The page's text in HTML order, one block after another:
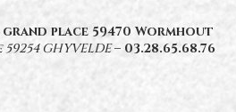
grand place 59470 Wormhout
GHYVELDE– 03.28.65.68.76